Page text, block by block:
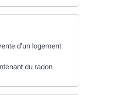
d'un logement
du radon